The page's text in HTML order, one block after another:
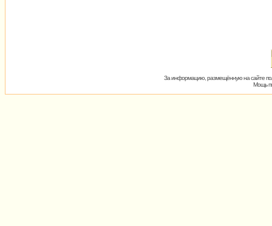
За информацию, размещённую на сайте
Мощь